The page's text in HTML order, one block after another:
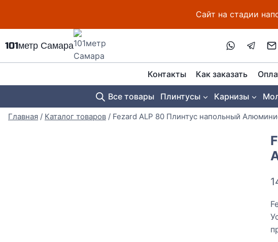
содержимому
Сайт на стадии
101метр Самара
Контакты Как заказать
Все товары Плинтусы Карнизы
Главная / Каталог товаров / Fezard ALP 80 Плинтус напольный